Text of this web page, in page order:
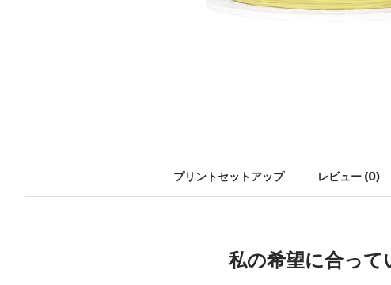
プリントセットアップ レビュー (0)
私の希望に合って